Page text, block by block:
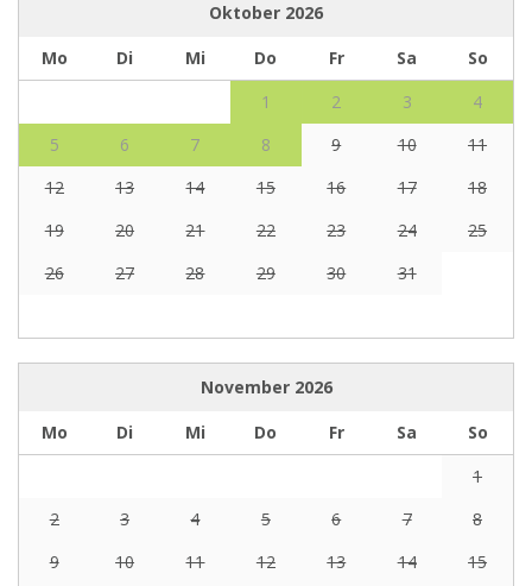
Oktober 2026
Mo
Di Mi Do Fr Sa
So
1
2 3
4
5
6 7 8 9 10
11
12
13 14 15 16 17
18
19
20 21 22 23 24
25
26
27 28 29 30 31
November 2026
Mo
Di Mi Do Fr Sa
So
1
2
3 4 5 6 7
8
9
10 11 12 13 14
15